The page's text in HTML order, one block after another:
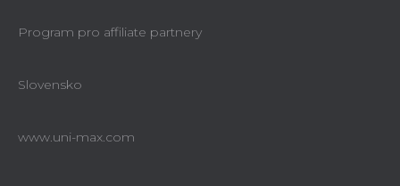
Program pro affiliate partnery
Slovensko
www.uni-max.com